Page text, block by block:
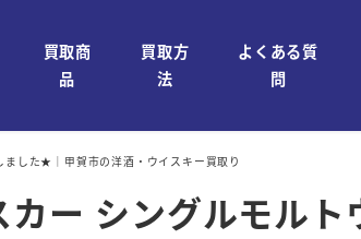
買取商
品
買取方
法
よくある質
問
した★｜甲賀市の洋酒・ウイスキー買取り
ー シングルモル